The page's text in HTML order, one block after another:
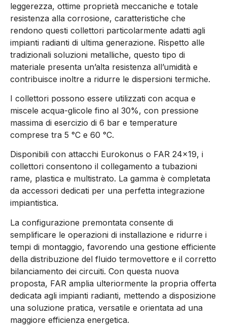
leggerezza, ottime proprietà meccaniche e totale
resistenza alla corrosione, caratteristiche che
rendono questi collettori particolarmente adatti agli
impianti radianti di ultima generazione. Rispetto alle
tradizionali soluzioni metalliche, questo tipo di
materiale presenta un’alta resistenza all’umidità e
contribuisce inoltre a ridurre le dispersioni termiche.
I collettori possono essere utilizzati con acqua e
miscele acqua-glicole fino al 30%, con pressione
massima di esercizio di 6 bar e temperature
comprese tra 5 °C e 60 °C.
Disponibili con attacchi Eurokonus o FAR 24×19, i
collettori consentono il collegamento a tubazioni
rame, plastica e multistrato. La gamma è completata
da accessori dedicati per una perfetta integrazione
impiantistica.
La configurazione premontata consente di
semplificare le operazioni di installazione e ridurre i
tempi di montaggio, favorendo una gestione efficiente
della distribuzione del fluido termovettore e il corretto
bilanciamento dei circuiti. Con questa nuova
proposta, FAR amplia ulteriormente la propria offerta
dedicata agli impianti radianti, mettendo a disposizione
una soluzione pratica, versatile e orientata ad una
maggiore efficienza energetica.